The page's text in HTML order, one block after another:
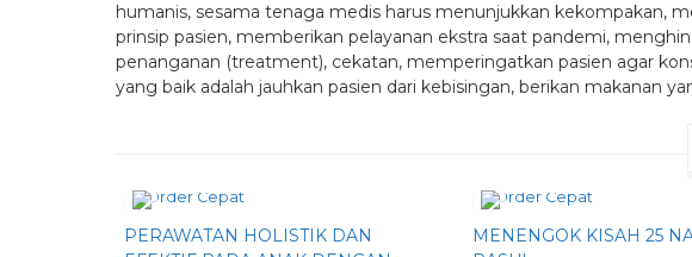
humanis, sesama tenaga medis harus menunjukkan kekompakan,
prinsip pasien, memberikan pelayanan ekstra saat pandemi,
penanganan (treatment), cekatan, memperingatkan pasien agar
yang baik adalah jauhkan pasien dari kebisingan, berikan makanan
Order Cepat
PERAWATAN HOLISTIK DAN
Order Cepat
MENENGOK KISAH 25